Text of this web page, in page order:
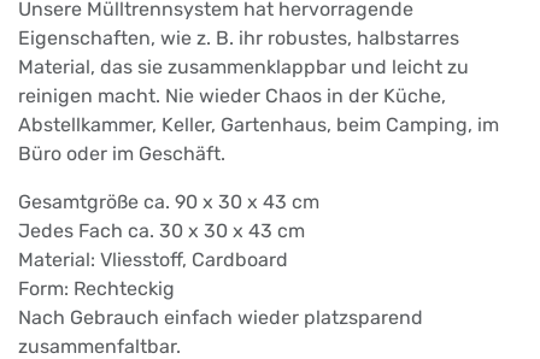
Unsere Mülltrennsystem hat hervorragende
Eigenschaften, wie z. B. ihr robustes, halbstarres
Material, das sie zusammenklappbar und leicht zu
reinigen macht. Nie wieder Chaos in der Küche,
Abstellkammer, Keller, Gartenhaus, beim Camping, im
Büro oder im Geschäft.
Gesamtgröße ca. 90 x 30 x 43 cm
Jedes Fach ca. 30 x 30 x 43 cm
Material: Vliesstoff, Cardboard
Form: Rechteckig
Nach Gebrauch einfach wieder platzsparend
zusammenfaltbar.